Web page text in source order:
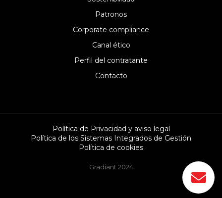
Patronos
Corporate compliance
Canal ético
Perfil del contratante
Contacto
Gradiant 2024
Política de Privacidad y aviso legal
Política de los Sistemas Integrados de Gestión
Política de cookies